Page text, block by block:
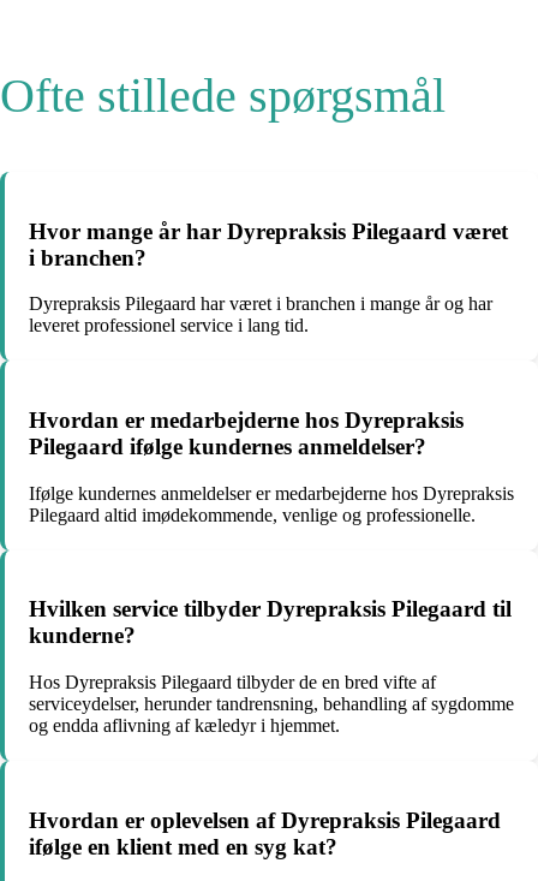
Ofte stillede spørgsmål
Hvor mange år har Dyrepraksis Pilegaard været
i branchen?
Dyrepraksis Pilegaard har været i branchen i mange år og har
leveret professionel service i lang tid.
Hvordan er medarbejderne hos Dyrepraksis
Pilegaard ifølge kundernes anmeldelser?
Ifølge kundernes anmeldelser er medarbejderne hos Dyrepraksis
Pilegaard altid imødekommende, venlige og professionelle.
Hvilken service tilbyder Dyrepraksis Pilegaard til
kunderne?
Hos Dyrepraksis Pilegaard tilbyder de en bred vifte af
serviceydelser, herunder tandrensning, behandling af sygdomme
og endda aflivning af kæledyr i hjemmet.
Hvordan er oplevelsen af Dyrepraksis Pilegaard
ifølge en klient med en syg kat?